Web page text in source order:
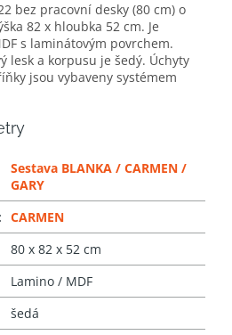
bez pracovní desky (80 cm) o
82 x hloubka 52 cm. Je
s laminátovým povrchem.
lesk a korpusu je šedý. Úchyty
jsou vybaveny systémem
Sestava BLANKA / CARMEN /
GARY
: CARMEN
80 x 82 x 52 cm
Lamino / MDF
šedá